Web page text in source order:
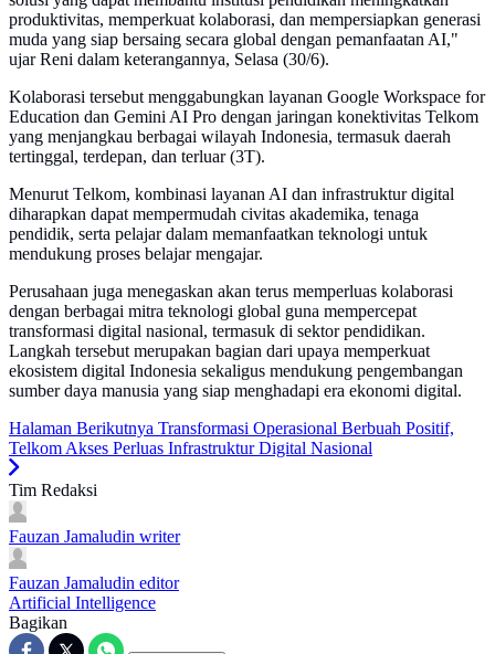
produktivitas, memperkuat kolaborasi, dan mempersiapkan generasi
muda yang siap bersaing secara global dengan pemanfaatan AI,"
ujar Reni dalam keterangannya, Selasa (30/6).
Kolaborasi tersebut menggabungkan layanan Google Workspace for
Education dan Gemini AI Pro dengan jaringan konektivitas Telkom
yang menjangkau berbagai wilayah Indonesia, termasuk daerah
tertinggal, terdepan, dan terluar (3T).
Menurut Telkom, kombinasi layanan AI dan infrastruktur digital
diharapkan dapat mempermudah civitas akademika, tenaga
pendidik, serta pelajar dalam memanfaatkan teknologi untuk
mendukung proses belajar mengajar.
Perusahaan juga menegaskan akan terus memperluas kolaborasi
dengan berbagai mitra teknologi global guna mempercepat
transformasi digital nasional, termasuk di sektor pendidikan.
Langkah tersebut merupakan bagian dari upaya memperkuat
ekosistem digital Indonesia sekaligus mendukung pengembangan
sumber daya manusia yang siap menghadapi era ekonomi digital.
Halaman Berikutnya Transformasi Operasional Berbuah Positif,
Telkom Akses Perluas Infrastruktur Digital Nasional
Tim Redaksi
Fauzan Jamaludin writer
Fauzan Jamaludin editor
Artificial Intelligence
Bagikan